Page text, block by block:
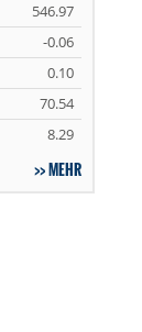
546.97
-0.06
0.10
70.54
8.29
MEHR